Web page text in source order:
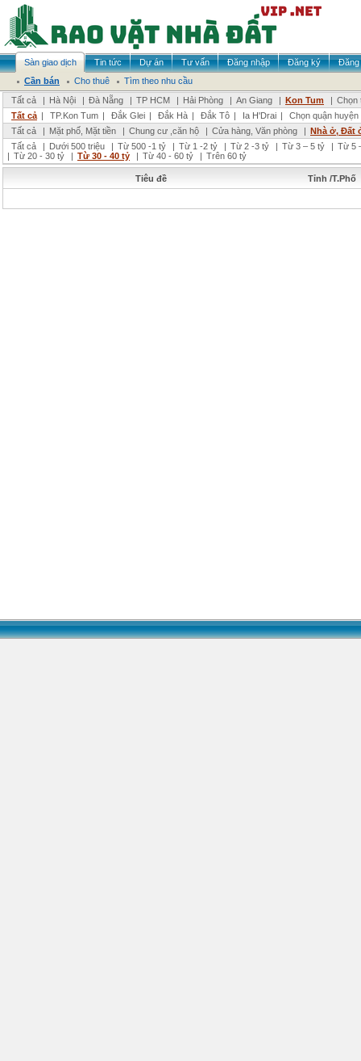
Sàn giao dịch Tin tức Dự án Tư vấn Đăng nhập Đăng ký
Đăng
Cần bán
Cho thuê
Tìm theo nhu cầu
Tất cả
| Hà Nội | Đà Nẵng | TP HCM | Hải Phòng | An Giang | Kon Tum | Chọn
Tất cả | TP.Kon Tum | Đắk Glei | Đắk Hà | Đắk Tô | Ia H'Drai |
Chọn quận huyện
Tất cả
| Mặt phố, Mặt tiền | Chung cư ,căn hộ | Cửa hàng, Văn phòng | Nhà ở, Đất
Tất cả
| Dưới 500 triệu | Từ 500 -1 tỷ | Từ 1 -2 tỷ | Từ 2 -3 tỷ | Từ 3 – 5 tỷ | Từ 5
| Từ 20 - 30 tỷ | Từ 30 - 40 tỷ | Từ 40 - 60 tỷ | Trên 60 tỷ
Tiêu đề Tỉnh /T.Phố